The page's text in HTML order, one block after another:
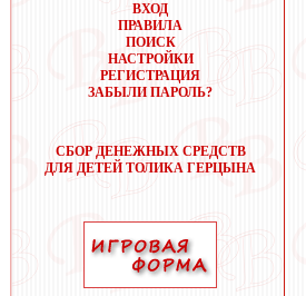
ВХОД
ПРАВИЛА
ПОИСК
НАСТРОЙКИ
РЕГИСТРАЦИЯ
ЗАБЫЛИ ПАРОЛЬ?
СБОР ДЕНЕЖНЫХ СРЕДСТВ
ДЛЯ ДЕТЕЙ ТОЛИКА ГЕРЦЫНА